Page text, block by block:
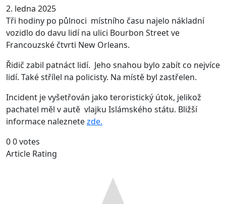
2. ledna 2025
Tři hodiny po půlnoci místního času najelo nákladní
vozidlo do davu lidí na ulici Bourbon Street ve
Francouzské čtvrti New Orleans.
Řidič zabil patnáct lidí. Jeho snahou bylo zabít co nejvíce
lidí. Také střílel na policisty. Na místě byl zastřelen.
Incident je vyšetřován jako teroristický útok, jelikož
pachatel měl v autě vlajku Islámského státu. Bližší
informace naleznetezde.
00votes
Article Rating